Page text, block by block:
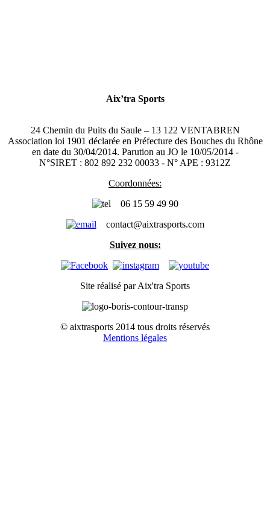
Aix’tra Sports
24 Chemin du Puits du Saule – 13 122 VENTABREN
Association loi 1901 déclarée en Préfecture des Bouches du Rhône
en date du 30/04/2014. Parution au JO le 10/05/2014 -
N°SIRET : 802 892 232 00033 - N° APE : 9312Z
Coordonnées:
06 15 59 49 90
contact@aixtrasports.com
Suivez nous:
Site réalisé par Aix'tra Sports
© aixtrasports 2014 tous droits réservés
Mentions légales